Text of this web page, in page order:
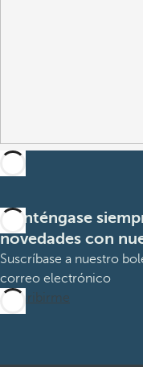
Manténgase
novedades con
Suscríbase a nuestro
correo electrónico
Suscribirme